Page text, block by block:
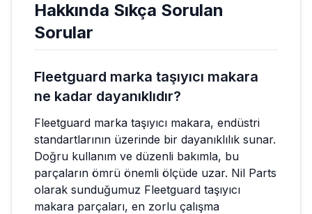
Hakkında Sıkça Sorulan
Sorular
Fleetguard marka taşıyıcı makara
ne kadar dayanıklıdır?
Fleetguard marka taşıyıcı makara, endüstri
standartlarının üzerinde bir dayanıklılık sunar.
Doğru kullanım ve düzenli bakımla, bu
parçaların ömrü önemli ölçüde uzar. Nil Parts
olarak sunduğumuz Fleetguard taşıyıcı
makara parçaları, en zorlu çalışma